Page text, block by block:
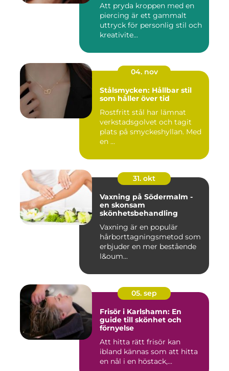
Att pryda kroppen med en
piercing är ett gammalt
uttryck för personlig stil och
kreativite...
04. nov
Stålsmycken: Hållbar stil
som håller över tid
Rostfritt stål har lämnat
verkstadsgolvet och tagit
plats på smyckeshyllan. Med
en ...
31. okt
Vaxning på Södermalm -
en skonsam
skönhetsbehandling
Vaxning är en populär
hårborttagningsmetod som
erbjuder en mer bestående
l&oum...
05. sep
Frisör i Karlshamn: En
guide till skönhet och
förnyelse
Att hitta rätt frisör kan
ibland kännas som att hitta
en nål i en höstack,...